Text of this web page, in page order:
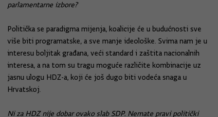
parlamentarne izbore?
Politička se paradigma mijenja, koalicije će u budućnosti sve
više biti programatske, a sve manje ideološke. Svima nam je u
interesu boljitak građana, veći standard i zaštita nacionalnih
interesa, a na tom su tragu moguće različite kombinacije uz
jasnu ulogu HDZ-a, koji će još dugo biti vodeća snaga u
Hrvatskoj.
Ni za HDZ nije dobar ovako slab SDP. Nemate pravi politički